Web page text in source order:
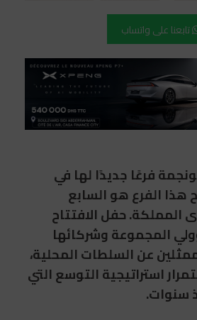
تابعنا على واتساب
فرعًا جديدًا لها في
هذا الفرع هو السابع
حفل الافتتاح
المجموعة وشركائها
عن السلطات المحلية،
استراتيجية التوسع التي
سنوات.